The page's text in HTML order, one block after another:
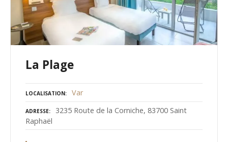
La Plage
LOCALISATION Var
ADRESSE
3235 Route de la Corniche, 83700 Saint
Raphaël